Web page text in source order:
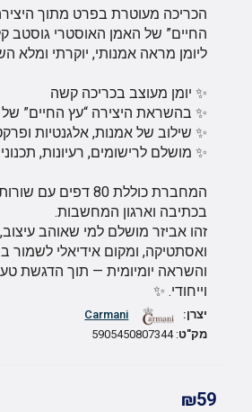
הכריכה מעוטרת בפרט מתוך
החיים” של האמן האוסטרי גוסטב
ליומן מראה אמנותי, יוקרתי ומלא
✨ יומן מעוצב בכריכה קשה
✨ בהשראת היצירה “עץ החיים”
✨ שילוב של אמנות, אלגנטיות
✨ מושלם לרישומים, רעיונות,
המחברת כוללת 80
בכתיבה וארגון המחשבות.
זהו אביזר מושלם למי שאוהב עיצוב,
ואסתטיקה, ומקום אידיאלי לשמור בו
והשראה יומיומית — תוך הדגשת
וייחודי. ✨
יצרן:
Carmani
מק"ט: 5905450807344
₪59